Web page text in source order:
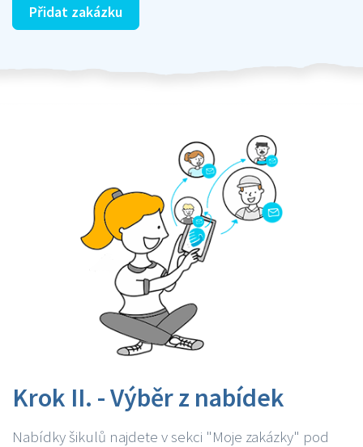
Přidat zakázku
Krok II. - Výběr z nabídek
Nabídky šikulů najdete v sekci "Moje zakázky" pod